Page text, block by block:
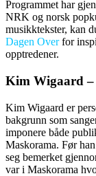
Programmet har
NRK og norsk
musikktekster, kan
Dagen Overfor
opptredener.
Kim Wigaard –
Kim Wigaard er
bakgrunn som
imponere både
Maskorama. Før
seg bemerket
var i Maskorama